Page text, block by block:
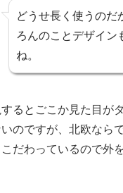
どうせ長く使うのだ
ろんのことデザイン
ね。
るとごこか見た目が
のですが、北欧なら
だわっているので外